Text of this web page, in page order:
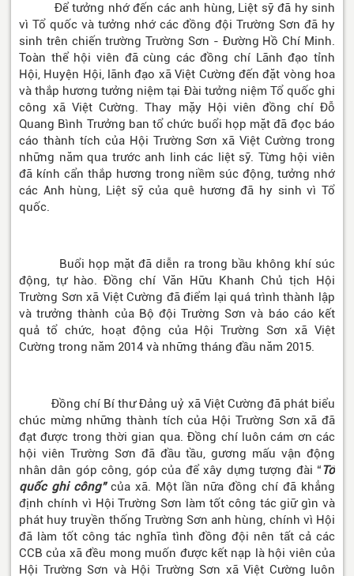
Để tưởng nhớ đến các anh hùng, Liệt sỹ đã hy sinh
vì Tổ quốc và tưởng nhớ các đồng đội Trường Sơn đã hy
sinh trên chiến trường Trường Sơn - Đường Hồ Chí Minh.
Toàn thể hội viên đã cùng các đồng chí Lãnh đạo tỉnh
Hội, Huyện Hội, lãnh đạo xã Việt Cường đến đặt vòng hoa
và thắp hương tưởng niệm tại Đài tưởng niệm Tổ quốc ghi
công xã Việt Cường. Thay mặy Hội viên đồng chí Đỗ
Quang Bình Trưởng ban tổ chức buổi họp mặt đã đọc báo
cáo thành tích của Hội Trường Sơn xã Việt Cường trong
những năm qua trước anh linh các liệt sỹ. Từng hội viên
đã kính cẩn thắp hương trong niềm súc động, tưởng nhớ
các Anh hùng, Liệt sỹ của quê hương đã hy sinh vì Tổ
quốc.
Buổi họp mặt đã diễn ra trong bầu không khí súc
động, tự hào. Đồng chí Văn Hữu Khanh Chủ tịch Hội
Trường Sơn xã Việt Cường đã điểm lại quá trình thành lập
và trưởng thành của Bộ đội Trường Sơn và báo cáo kết
quả tổ chức, hoạt động của Hội Trường Sơn xã Việt
Cường trong năm 2014 và những tháng đầu năm 2015.
Đồng chí Bí thư Đảng uỷ xã Việt Cường đã phát biểu
chúc mừng những thành tích của Hội Trường Sơn xã đã
đạt được trong thời gian qua. Đồng chí luôn cám ơn các
hội viên Trường Sơn đã đầu tầu, gương mấu vận động
nhân dân góp công, góp của để xây dựng tượng đài “Tổ
quốc ghi công”của xã. Một lần nữa đồng chí đã khẳng
định chính vì Hội Trường Sơn làm tốt công tác giữ gìn và
phát huy truyền thống Trường Sơn anh hùng, chính vì Hội
đã làm tốt công tác nghĩa tình đồng đội nên tất cả các
CCB của xã đều mong muốn được kết nạp là hội viên của
Hội Trường Sơn và Hội Trường Sơn xã Việt Cường luôn